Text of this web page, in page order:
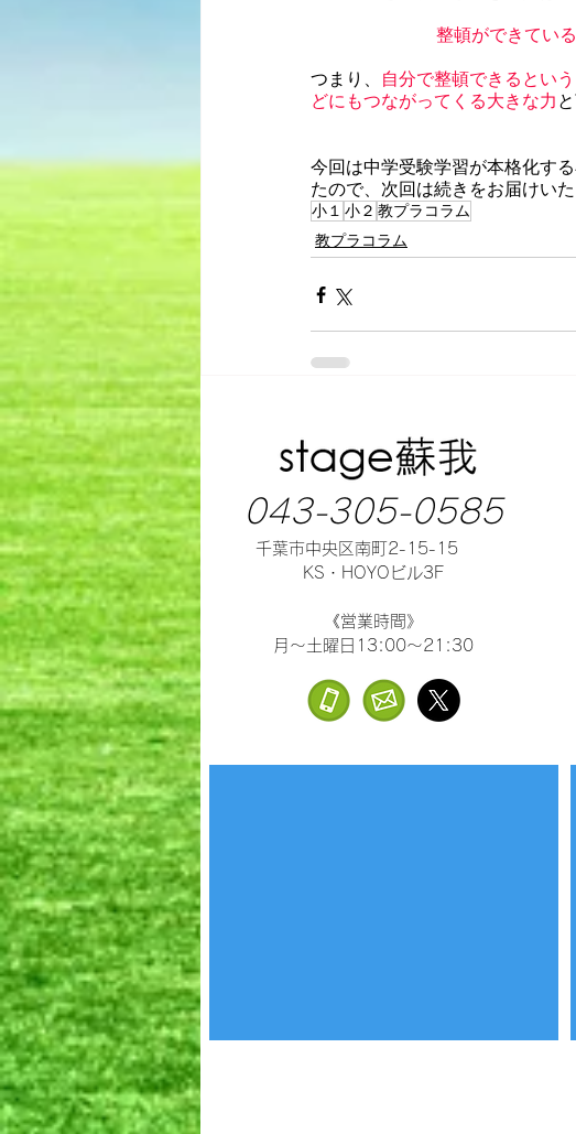
整頓ができてい
つまり、
自分で整頓できるとい
どにもつながってくる大きな力
今回は中学受験学習が本格化す
たので、次回は続きをお届けいた
小１ 小２ 教プラコラム
教プラコラム
043-305-0585
千葉市中央区南町2-15-15
KS・HOYOビル3F
《営業時間》
月～土曜日13:00～21:30